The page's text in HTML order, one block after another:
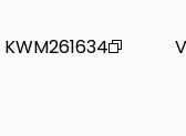
KWM261634